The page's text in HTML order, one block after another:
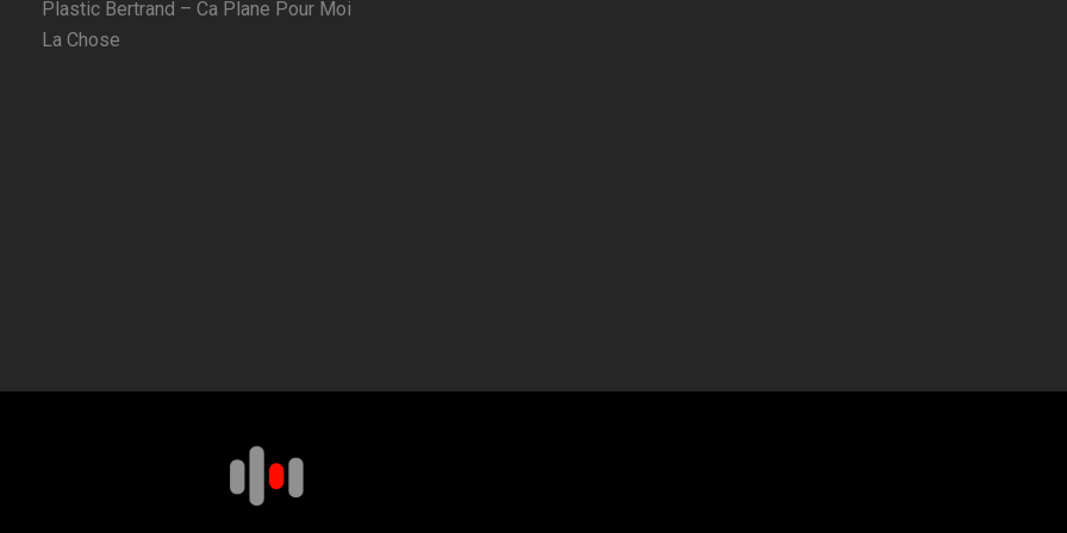
Plastic Bertrand – Ca Plane Pour Moi
La Chose